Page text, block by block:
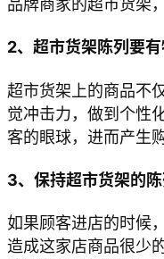
品牌商家的超市货架
2、超市货架陈列要
超市货架上的商品不
觉冲击力，做到个性
客的眼球，进而产生
3、保持超市货架的
如果顾客进店的时候
造成这家店商品很少